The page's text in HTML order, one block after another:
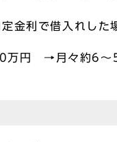
金利で借入れした
→月々約6～5